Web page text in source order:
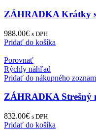
ZÁHRADKA Krátky
988.00€ s DPH
Pridať do košíka
Porovnať
Rýchly náhľad
Pridať do nákupného
ZÁHRADKA Strešný
832.00€ s DPH
Pridať do košíka